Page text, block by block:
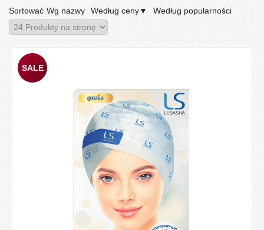
Sortować Wg nazwy Według ceny▼ Według popularności